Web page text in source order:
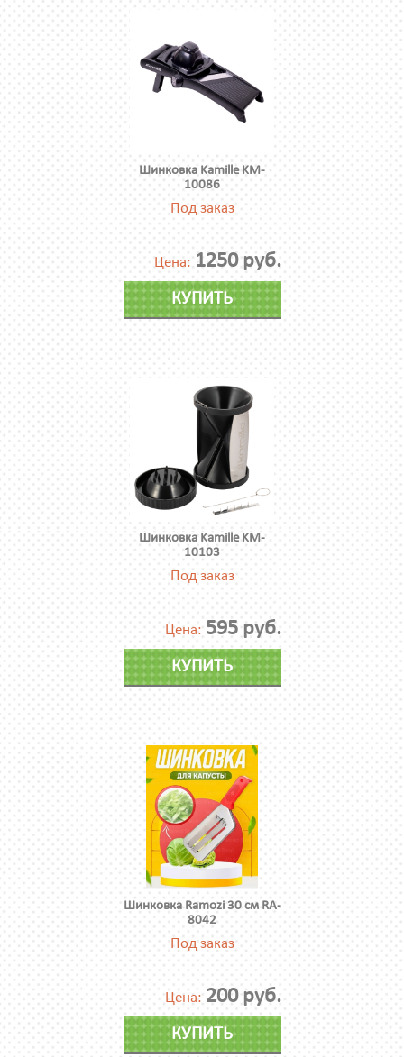
Шинковка Kamille KM-
10086
Под заказ
Цена: 1250 руб.
КУПИТЬ
Шинковка Kamille KM-
10103
Под заказ
Цена: 595 руб.
КУПИТЬ
Шинковка Ramozi 30 см RA-
8042
Под заказ
Цена: 200 руб.
КУПИТЬ